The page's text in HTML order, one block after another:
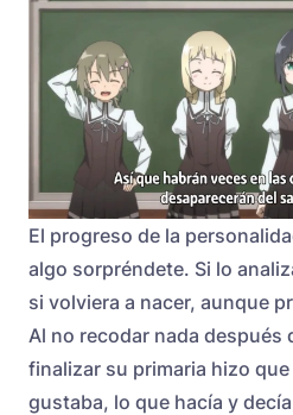
El progreso de la
algo sorpréndete. Si lo
si volviera a nacer, aunque
Al no recodar nada después
finalizar su primaria hizo
gustaba, lo que hacía y